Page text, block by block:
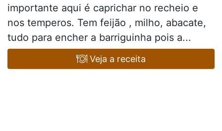
importante aqui é caprichar no recheio e
nos temperos. Tem feijão , milho, abacate,
tudo para encher a barriguinha pois a...
Veja a receita